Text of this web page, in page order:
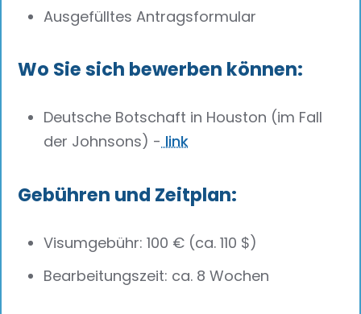
Ausgefülltes Antragsformular
Wo Sie sich bewerben können:
Deutsche Botschaft in Houston (im Fall
der Johnsons) -link
Gebühren und Zeitplan:
Visumgebühr: 100 € (ca. 110 $)
Bearbeitungszeit: ca. 8 Wochen